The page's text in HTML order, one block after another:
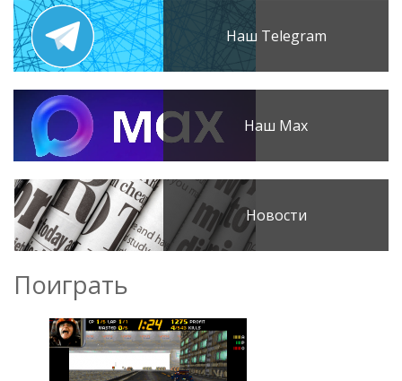
Наш Telegram
Наш Max
Новости
Поиграть